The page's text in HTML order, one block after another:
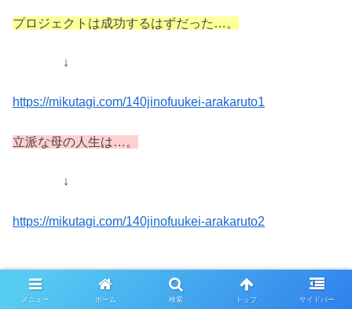
プロジェクトは成功するはずだった…。
↓
https://mikutagi.com/140jinofuukei-arakaruto1
立派な母の人生は…。
↓
https://mikutagi.com/140jinofuukei-arakaruto2
スポンサーリンク
メニュー ホーム 検索 トップ サイドバー